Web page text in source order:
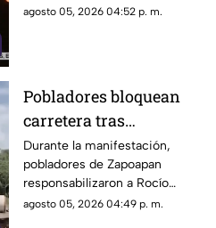
cuestionamientos a nivel
agosto 05, 2026 04:52 p. m.
Pobladores bloquean
carretera tras
abandono de
importante obra en
Catemaco; exigen
solución de Rocío
Durante la manifestación,
pobladores de Zapoapan
responsabilizaron a Rocío
Nahle por no mantener un
agosto 05, 2026 04:49 p. m.